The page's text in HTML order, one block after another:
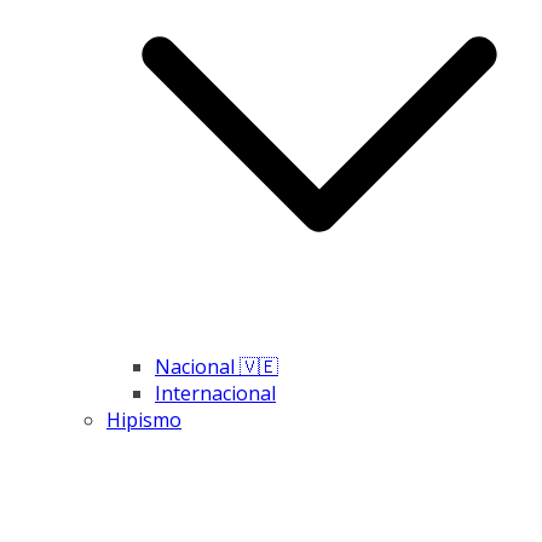
Nacional 🇻🇪
Internacional
Hipismo